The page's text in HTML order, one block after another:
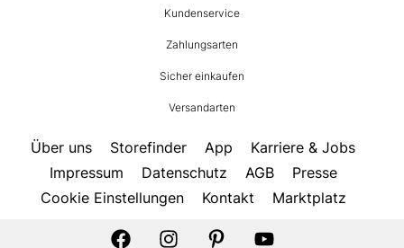
Kundenservice
Zahlungsarten
Sicher einkaufen
Versandarten
Über uns Storefinder App
Karriere & Jobs
Impressum
Datenschutz AGB
Presse
Cookie Einstellungen
Kontakt Marktplatz